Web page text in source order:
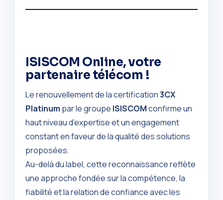
ISISCOM Online, votre
partenaire télécom !
Le renouvellement de la certification3CX
Platinum par le groupe ISISCOMconfirme un
haut niveau d’expertise et un engagement
constant en faveur de la qualité des solutions
proposées.
Au-delà du label, cette reconnaissance reflète
une approche fondée sur la compétence, la
fiabilité et la relation de confiance avec les